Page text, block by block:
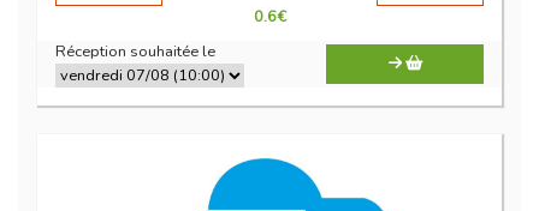
0.6€
Réception souhaitée le